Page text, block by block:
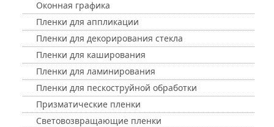
Оконная графика
Пленки для аппликации
Пленки для декорирования стекла
Пленки для каширования
Пленки для ламинирования
Пленки для пескоструйной обработки
Призматические пленки
Световозвращающие пленки